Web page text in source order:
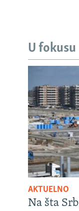
U fokusu
AKTUELNO
Na šta